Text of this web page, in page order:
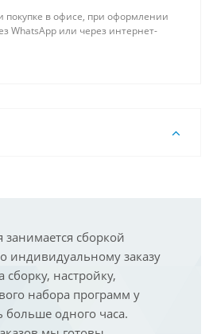
покупке в офисе, при оформлении
WhatsApp или через интернет-
сборкой
индивидуальному заказу
сборку, настройку,
набора программ у
больше одного часа.